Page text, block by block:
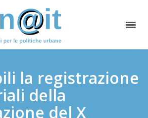
la registrazione
della
del X